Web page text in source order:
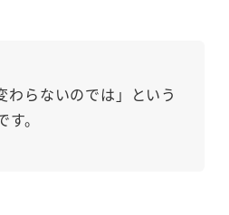
わらないのでは」という
。